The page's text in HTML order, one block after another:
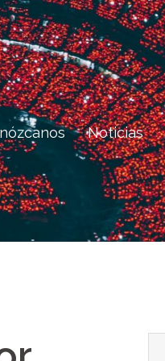
Noticias